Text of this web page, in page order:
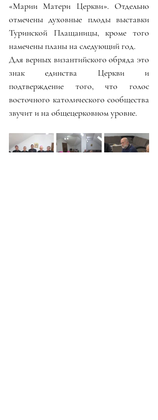
«Марии Матери Церкви». Отдельно
отмечены духовные плоды выставки
Туринской Плащаницы, кроме того
намечены планы на следующий год.
Для верных византийского обряда это
знак единства Церкви и
подтверждение того, что голос
восточного католического сообщества
звучит и на общецерковном уровне.